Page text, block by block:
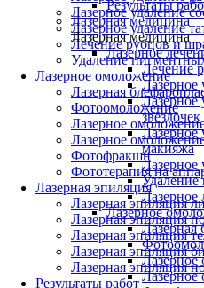
Лазерное удаление
Лазерное удаление
Лечение рубцов и
Удаление
Лазерное омоложение
Лазерная
Фотоомоложение
Лазерное
Лазерное
Фотофракшн
Фототерапия на
Лазерная эпиляция
Лазерная эпиляция
Лазерная эпиляция
Лазерная эпиляция
Лазерная эпиляция
Лазерная эпиляция
Результаты работ
Результаты
Лазерная медицина
Лазерная медицина
Лазерное
Лечение
Лазерное
Лазерное
звёздочек
Лазерное
макияжа
Лазерное
Удаление
Лазерное
Лазерное
Лазерная
Лазерное
Лазерное